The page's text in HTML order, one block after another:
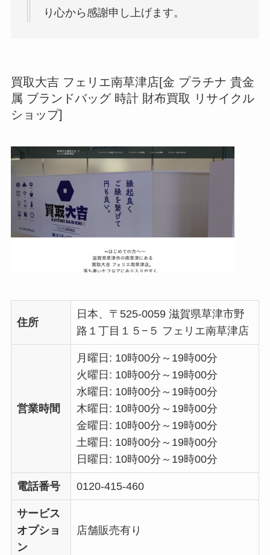
り心から感謝申し上げます。
買取大吉 フェリエ南草津店[金 プラチナ 貴金
属 ブランドバッグ 時計 財布買取 リサイクル
ショップ]
住所
日本、〒525-0059 滋賀県草津市野
路１丁目１５−５ フェリエ南草津店
営業時間
月曜日: 10時00分～19時00分
火曜日: 10時00分～19時00分
水曜日: 10時00分～19時00分
木曜日: 10時00分～19時00分
金曜日: 10時00分～19時00分
土曜日: 10時00分～19時00分
日曜日: 10時00分～19時00分
電話番号 0120-415-460
サービス
オプショ
ン
店舗販売有り